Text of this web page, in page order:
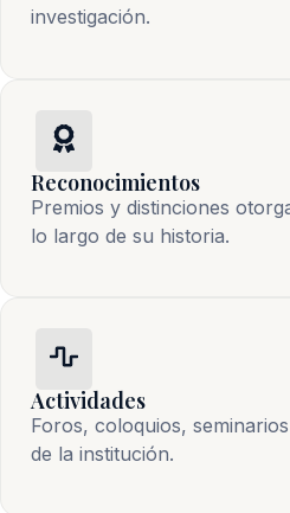
investigación.
Reconocimientos
Premios y distinciones
lo largo de su historia.
Actividades
Foros, coloquios,
de la institución.